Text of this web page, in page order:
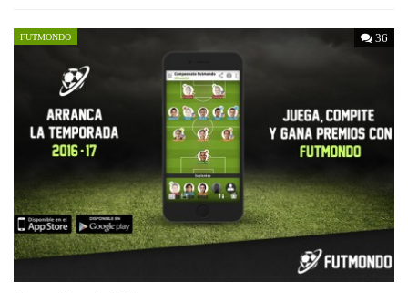
36
FUTMONDO